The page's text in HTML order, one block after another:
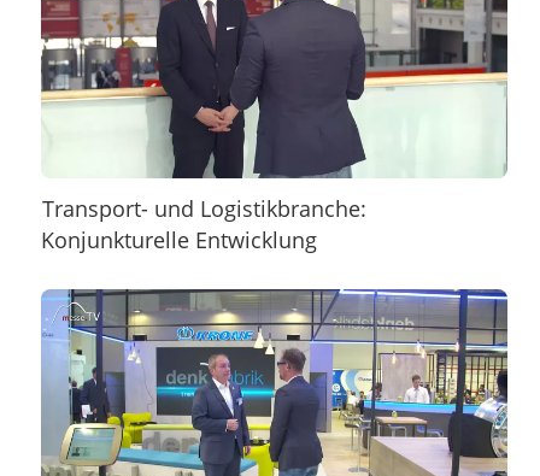
Transport- und Logistikbranche:
Konjunkturelle Entwicklung